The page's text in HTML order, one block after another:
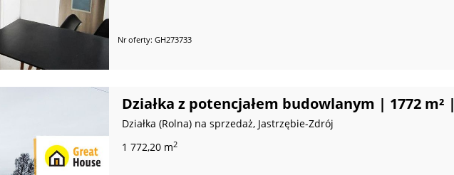
Nr oferty: GH273733
Działka z potencjałem budowlanym | 1772 m² |
Działka (Rolna) na sprzedaż, Jastrzębie-Zdrój
1 772,20 m2